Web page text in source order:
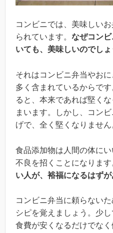
コンビニでは、美味しい
られています。 なぜコン
いても、美味しいのでしょ
それはコンビニ弁当やお
多く含まれているからで
ると、本来であれば堅く
まいます。しかし、コン
げで、全く堅くなりません
食品添加物は人間の体に
不良を招くことになります
い人が、裕福になるはずが
コンビニ弁当に頼らない
シピを覚えましょう。少
食費が安くなるだけでな